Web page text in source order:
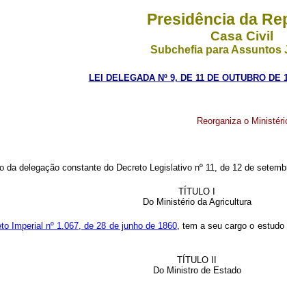
Presidência da
Casa Civil
Subchefia para Assuntos
LEI DELEGADA Nº 9, DE 11 DE OUTUBRO DE
Reorganiza o
da delegação constante do Decreto Legislativo nº 11, de 12 de
TÍTULO I
Do Ministério da Agricultura
Imperial nº 1.067, de 28 de junho de 1860, tem a seu cargo o
TÍTULO II
Do Ministro de Estado